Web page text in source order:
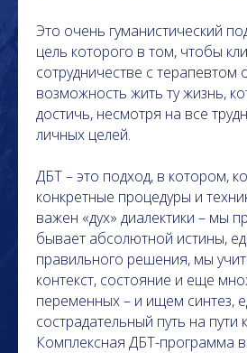
Это очень гуманистический
цель которого в том, чтобы
сотрудничестве с терапевтом
возможность жить ту жизнь,
достичь, несмотря на все
личных целей.
ДБТ – это подход, в котором,
конкретные процедуры и
важен «дух» диалектики – мы
бывает абсолютной истины,
правильного решения, мы
контекст, состояние и еще
переменных – и ищем синтез,
сострадательный путь на пути
Комплексная ДБТ-программа